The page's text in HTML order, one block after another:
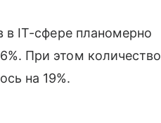
в IT-сфере планомерно
При этом количество
на 19%.